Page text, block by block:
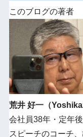
このブログの著者
荒井 好一（
会社員38年・定年
スピーチのコーチ